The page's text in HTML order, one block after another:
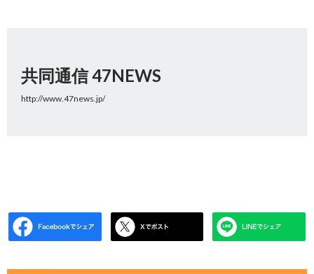
共同通信 47NEWS
http://www.47news.jp/